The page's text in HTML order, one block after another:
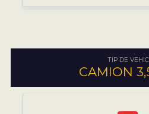
TIP DE
CAMION